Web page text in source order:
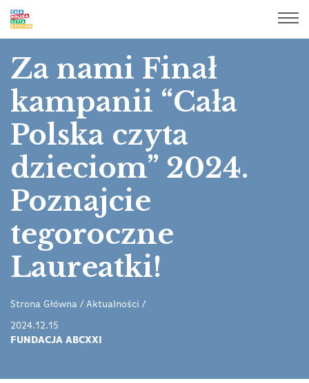
Za nami Finał
kampanii “Cała
Polska czyta
dzieciom” 2024.
Poznajcie
tegoroczne
Laureatki!
Strona Główna / Aktualności /
2024.12.15
FUNDACJA ABCXXI